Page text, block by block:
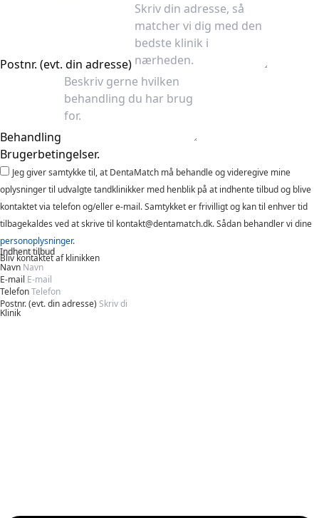
Postnr. (evt. din adresse)
Behandling
Brugerbetingelser.
Jeg giver samtykke til, at DentaMatch må behandle og videregive mine
oplysninger til udvalgte tandklinikker med henblik på at indhente tilbud og blive
kontaktet via telefon og/eller e-mail. Samtykket er frivilligt og kan til enhver tid
tilbagekaldes ved at skrive til kontakt@dentamatch.dk. Sådan behandler vi dine
personoplysninger.
Indhent tilbud
Bliv kontaktet af klinikken
Navn
E-mail
Telefon
Postnr. (evt. din adresse)
Klinik